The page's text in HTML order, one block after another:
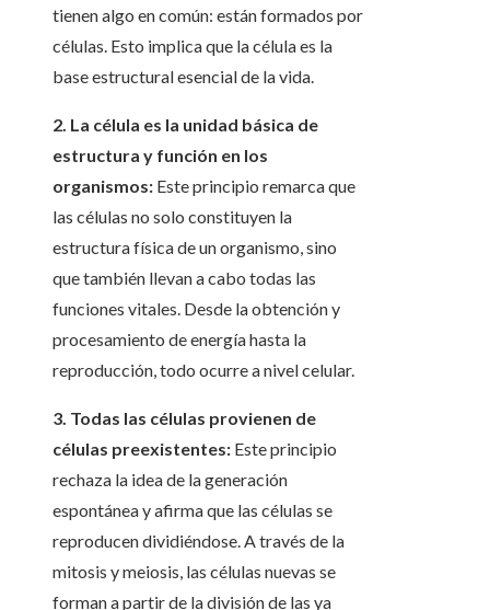
tienen algo en común: están formados por
células. Esto implica que la célula es la
base estructural esencial de la vida.
2. La célula es la unidad básica de
estructura y función en los
organismos: Este principio remarca que
las células no solo constituyen la
estructura física de un organismo, sino
que también llevan a cabo todas las
funciones vitales. Desde la obtención y
procesamiento de energía hasta la
reproducción, todo ocurre a nivel celular.
3. Todas las células provienen de
células preexistentes: Este principio
rechaza la idea de la generación
espontánea y afirma que las células se
reproducen dividiéndose. A través de la
mitosis y meiosis, las células nuevas se
forman a partir de la división de las ya